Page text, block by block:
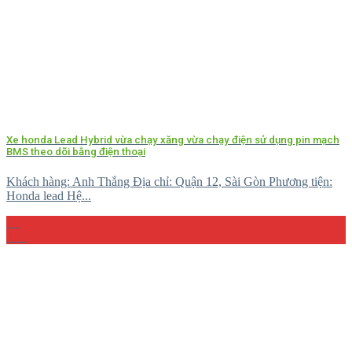
Xe honda Lead Hybrid vừa chạy xăng vừa chạy điện sử dụng pin mạch
BMS theo dõi bằng điện thoại
Khách hàng: Anh Thắng Địa chỉ: Quận 12, Sài Gòn Phương tiện:
Honda lead Hệ...